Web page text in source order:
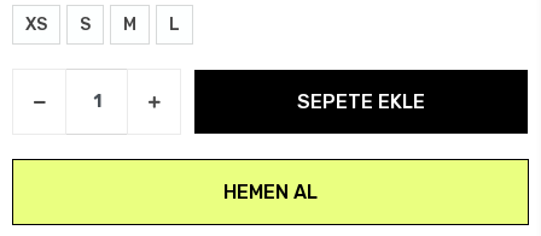
XS S M L
SEPETE EKLE
HEMEN AL